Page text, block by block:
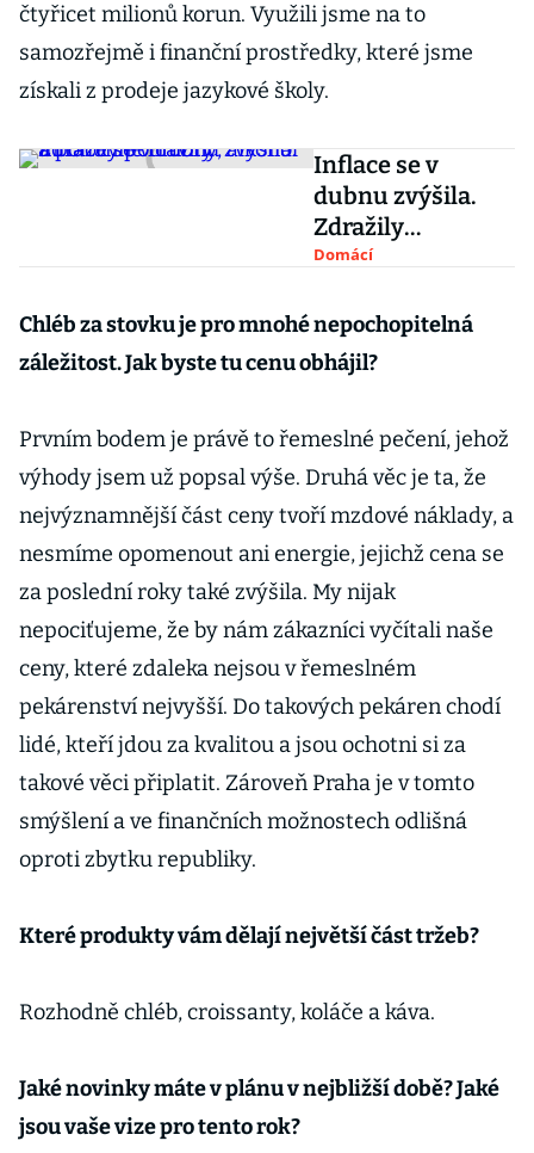
čtyřicet milionů korun. Využili jsme na to
samozřejmě i finanční prostředky, které jsme
získali z prodeje jazykové školy.
Inflace se v
dubnu zvýšila.
Zdražily
potraviny, alkohol
Domácí
Chléb za stovku je pro mnohé nepochopitelná
záležitost. Jak byste tu cenu obhájil?
Prvním bodem je právě to řemeslné pečení, jehož
výhody jsem už popsal výše. Druhá věc je ta, že
nejvýznamnější část ceny tvoří mzdové náklady, a
nesmíme opomenout ani energie, jejichž cena se
za poslední roky také zvýšila. My nijak
nepociťujeme, že by nám zákazníci vyčítali naše
ceny, které zdaleka nejsou v řemeslném
pekárenství nejvyšší. Do takových pekáren chodí
lidé, kteří jdou za kvalitou a jsou ochotni si za
takové věci připlatit. Zároveň Praha je v tomto
smýšlení a ve finančních možnostech odlišná
oproti zbytku republiky.
Které produkty vám dělají největší část tržeb?
Rozhodně chléb, croissanty, koláče a káva.
Jaké novinky máte v plánu v nejbližší době? Jaké
jsou vaše vize pro tento rok?